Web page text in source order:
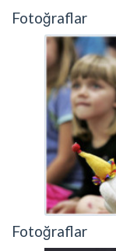
Fotoğraflar
Fotoğraflar